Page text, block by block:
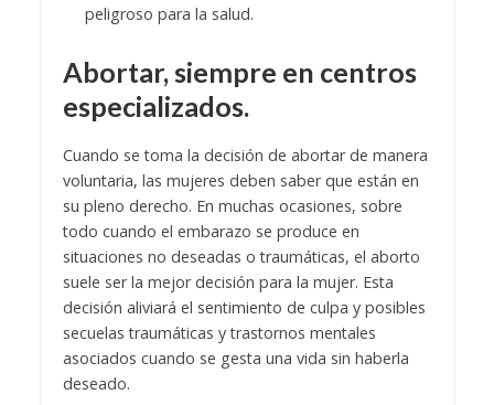
peligroso para la salud.
Abortar, siempre en centros
especializados.
Cuando se toma la decisión de abortar de manera
voluntaria, las mujeres deben saber que están en
su pleno derecho. En muchas ocasiones, sobre
todo cuando el embarazo se produce en
situaciones no deseadas o traumáticas, el aborto
suele ser la mejor decisión para la mujer. Esta
decisión aliviará el sentimiento de culpa y posibles
secuelas traumáticas y trastornos mentales
asociados cuando se gesta una vida sin haberla
deseado.